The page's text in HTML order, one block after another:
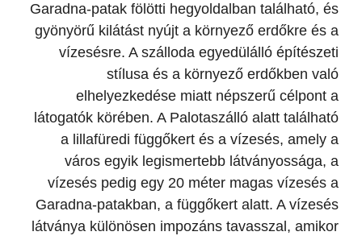
Garadna-patak fölötti hegyoldalban található, és
gyönyörű kilátást nyújt a környező erdőkre és a
vízesésre. A szálloda egyedülálló építészeti
stílusa és a környező erdőkben való
elhelyezkedése miatt népszerű célpont a
látogatók körében. A Palotaszálló alatt található
a lillafüredi függőkert és a vízesés, amely a
város egyik legismertebb látványossága, a
vízesés pedig egy 20 méter magas vízesés a
Garadna-patakban, a függőkert alatt. A vízesés
látványa különösen impozáns tavasszal, amikor